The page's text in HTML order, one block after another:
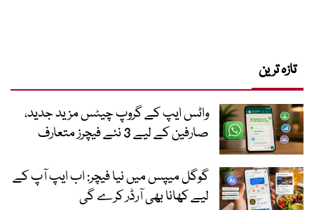
تازہ ترین
واٹس ایپ کے گروپ چیٹس مزید جدید،
صارفین کے لیے 3 نئے فیچرز متعارف
گوگل میپس میں نیا فیچر: اب ایپ آپ کے
لیے کھانا بھی آرڈر کرے گی